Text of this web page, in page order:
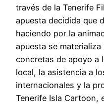
través de la Tenerife
apuesta decidida que
haciendo por la
apuesta se
concretas de apoyo a
local, la asistencia a
internacionales y la
Tenerife Isla Cartoon,